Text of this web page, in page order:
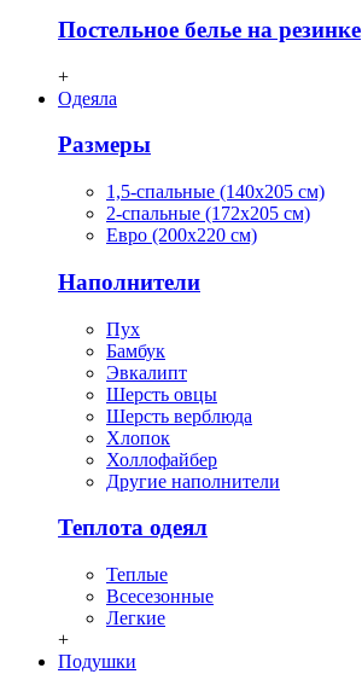
Постельное белье на резинке
+
Одеяла
Размеры
1,5-спальные (140х205 см)
2-спальные (172х205 см)
Евро (200х220 см)
Наполнители
Пух
Бамбук
Эвкалипт
Шерсть овцы
Шерсть верблюда
Хлопок
Холлофайбер
Другие наполнители
Теплота одеял
Теплые
Всесезонные
Легкие
+
Подушки